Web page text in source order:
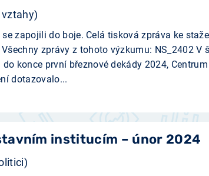
zapojili do boje. Celá tisková zpráva ke
zprávy z tohoto výzkumu: NS_2402 V
konce první březnové dekády 2024,
dotazovalo...
institucím – únor 2024